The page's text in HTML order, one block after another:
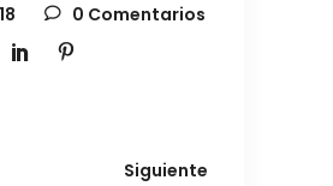
0 Comentarios
Siguiente